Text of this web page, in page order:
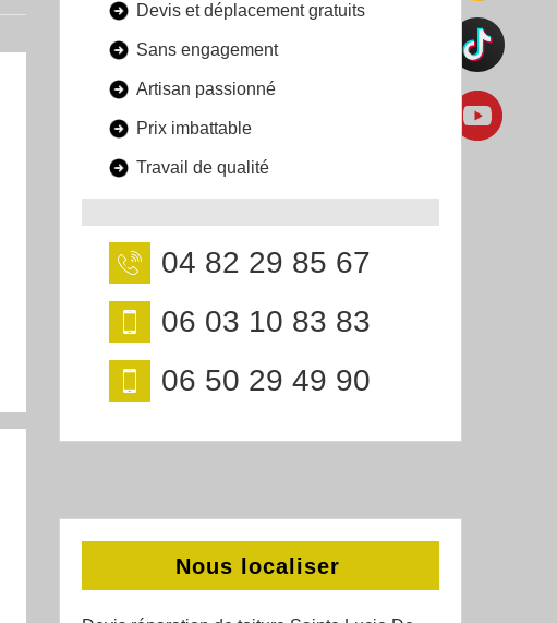
Devis et déplacement gratuits
Sans engagement
Artisan passionné
Prix imbattable
Travail de qualité
04 82 29 85 67
06 03 10 83 83
06 50 29 49 90
Nous localiser